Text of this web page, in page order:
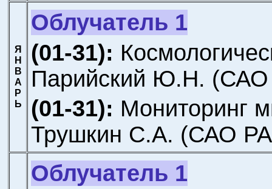
Я
Н
В
А
Р
Ь
Облучатель 1
(01-31):
Парийский Ю.Н.
(01-31): Мониторинг
Трушкин С.А. (САО
Облучатель 1